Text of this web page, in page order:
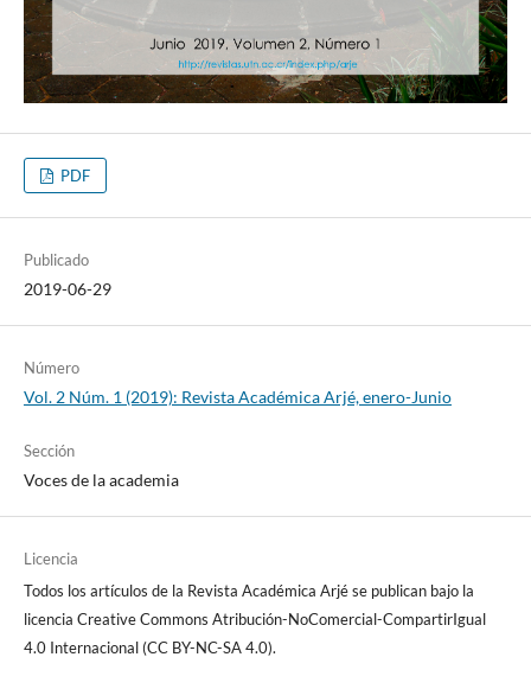
PDF
Publicado
2019-06-29
Número
Vol. 2 Núm. 1 (2019): Revista Académica Arjé, enero-Junio
Sección
Voces de la academia
Licencia
Todos los artículos de la Revista Académica Arjé se publican bajo la
licencia Creative Commons Atribución-NoComercial-CompartirIgual
4.0 Internacional (CC BY-NC-SA 4.0).